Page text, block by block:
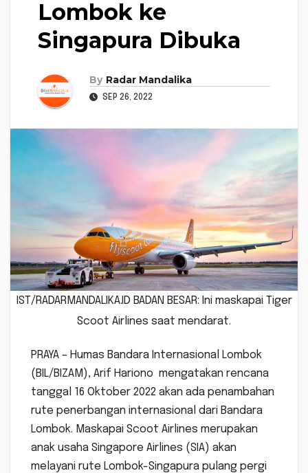
Lombok ke
Singapura Dibuka
By Radar Mandalika
SEP 26, 2022
IST/RADARMANDALIKA.ID BADAN BESAR: Ini maskapai Tiger
Scoot Airlines saat mendarat.
PRAYA – Humas Bandara Internasional Lombok
(BIL/BIZAM), Arif Hariono mengatakan rencana
tanggal 16 Oktober 2022 akan ada penambahan
rute penerbangan internasional dari Bandara
Lombok. Maskapai Scoot Airlines merupakan
anak usaha Singapore Airlines (SIA) akan
melayani rute Lombok-Singapura pulang pergi